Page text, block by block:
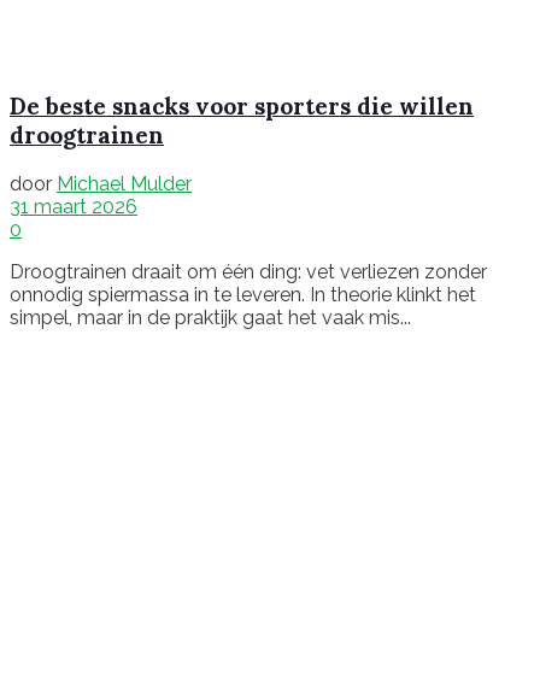
De beste snacks voor sporters die willen
droogtrainen
door Michael Mulder
31 maart 2026
0
Droogtrainen draait om één ding: vet verliezen zonder
onnodig spiermassa in te leveren. In theorie klinkt het
simpel, maar in de praktijk gaat het vaak mis...